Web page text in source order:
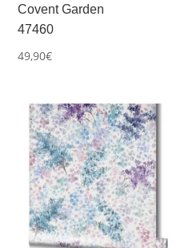
Covent Garden
47460
49,90€